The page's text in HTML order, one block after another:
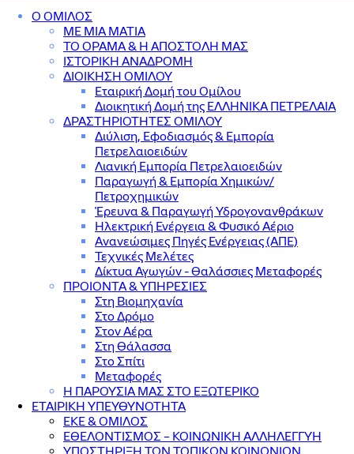
Ο ΟΜΙΛΟΣ
ΜΕ ΜΙΑ ΜΑΤΙΑ
ΤΟ ΟΡΑΜΑ & Η ΑΠΟΣΤΟΛΗ ΜΑΣ
ΙΣΤΟΡΙΚΗ ΑΝΑΔΡΟΜΗ
ΔΙΟΙΚΗΣΗ ΟΜΙΛΟΥ
Εταιρική Δομή του Ομίλου
Διοικητική Δομή της ΕΛΛΗΝΙΚΑ ΠΕΤΡΕΛΑΙΑ
ΔΡΑΣΤΗΡΙΟΤΗΤΕΣ ΟΜΙΛΟΥ
Διύλιση, Εφοδιασμός & Εμπορία
Πετρελαιοειδών
Λιανική Εμπορία Πετρελαιοειδών
Παραγωγή & Εμπορία Χημικών/
Πετροχημικών
Έρευνα & Παραγωγή Υδρογονανθράκων
Ηλεκτρική Ενέργεια & Φυσικό Αέριο
Ανανεώσιμες Πηγές Ενέργειας (ΑΠΕ)
Τεχνικές Μελέτες
Δίκτυα Αγωγών - Θαλάσσιες Μεταφορές
ΠΡΟΙΟΝΤΑ & YΠΗΡΕΣΙΕΣ
Στη Βιομηχανία
Στο Δρόμο
Στον Αέρα
Στη Θάλασσα
Στο Σπίτι
Μεταφορές
Η ΠΑΡΟΥΣΙΑ ΜΑΣ ΣΤΟ ΕΞΩΤΕΡΙΚΟ
ΕΤΑΙΡΙΚΗ ΥΠΕΥΘΥΝΟΤΗΤΑ
ΕΚΕ & ΟΜΙΛΟΣ
ΕΘΕΛΟΝΤΙΣΜΟΣ – ΚΟΙΝΩΝΙΚΗ ΑΛΛΗΛΕΓΓΥΗ